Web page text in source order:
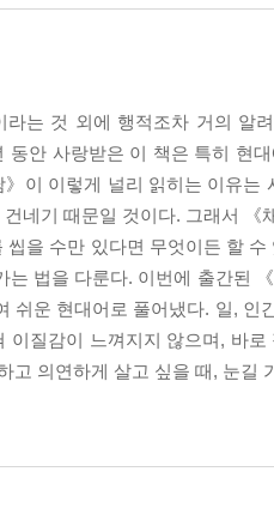
라는 것 외에 행적조차 거의 알
동안 사랑받은 이 책은 특히 현
》이 이렇게 널리 읽히는 이유
네기 때문일 것이다. 그래서 《
씹을 수만 있다면 무엇이든 할
는 법을 다룬다. 이번에 출간된
쉬운 현대어로 풀어냈다. 일,
이질감이 느껴지지 않으며, 바
고 의연하게 살고 싶을 때, 눈길